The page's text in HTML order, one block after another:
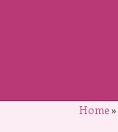
Home»